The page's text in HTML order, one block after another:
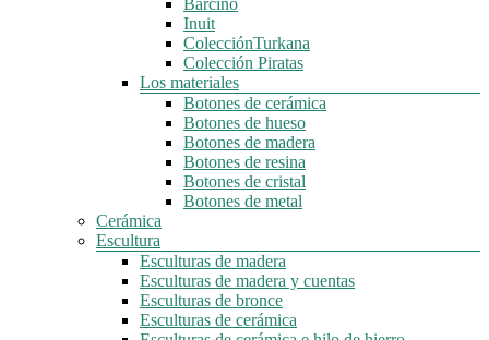
Inuit
ColecciónTurkana
Colección Piratas
Los materiales
Botones de cerámica
Botones de hueso
Botones de madera
Botones de resina
Botones de cristal
Botones de metal
Cerámica
Escultura
Esculturas de madera
Esculturas de madera y cuentas
Esculturas de bronce
Esculturas de cerámica